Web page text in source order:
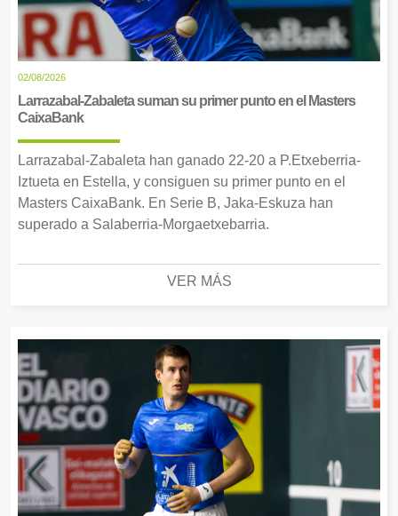
02/08/2026
Larrazabal-Zabaleta suman su primer punto en el Masters
CaixaBank
Larrazabal-Zabaleta han ganado 22-20 a P.Etxeberria-
Iztueta en Estella, y consiguen su primer punto en el
Masters CaixaBank. En Serie B, Jaka-Eskuza han
superado a Salaberria-Morgaetxebarria.
VER MÁS